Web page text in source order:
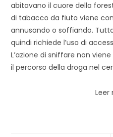
abitavano il cuore della
di tabacco da fiuto viene
annusando o soffiando.
quindi richiede l’uso di
L’azione di sniffare non
il percorso della droga nel
Leer